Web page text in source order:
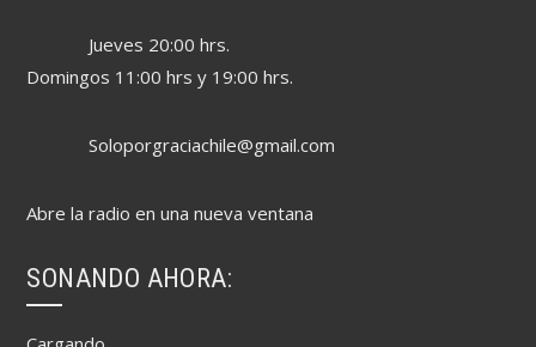
Jueves 20:00 hrs.
Domingos 11:00 hrs y 19:00 hrs.
Soloporgraciachile@gmail.com
Abre la radio en una nueva ventana
SONANDO AHORA: